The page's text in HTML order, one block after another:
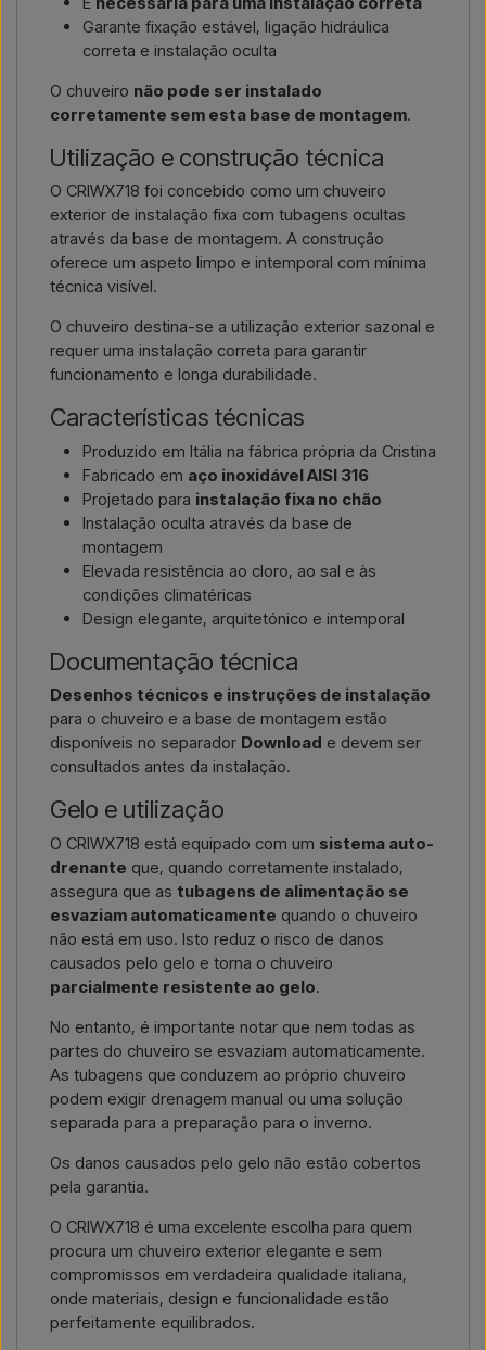
Garante fixação estável, ligação hidráulica
correta e instalação oculta
O chuveiro não pode ser instalado
corretamente sem esta base de montagem.
Utilização e construção técnica
O CRIWX718 foi concebido como um chuveiro
exterior de instalação fixa com tubagens ocultas
através da base de montagem. A construção
oferece um aspeto limpo e intemporal com mínima
técnica visível.
O chuveiro destina-se a utilização exterior sazonal e
requer uma instalação correta para garantir
funcionamento e longa durabilidade.
Características técnicas
Produzido em Itália na fábrica própria da Cristina
Fabricado em aço inoxidável AISI 316
Projetado para instalação fixa no chão
Instalação oculta através da base de
montagem
Elevada resistência ao cloro, ao sal e às
condições climatéricas
Design elegante, arquitetónico e intemporal
Documentação técnica
Desenhos técnicos e instruções de instalação
para o chuveiro e a base de montagem estão
disponíveis no separador Download e devem ser
consultados antes da instalação.
Gelo e utilização
O CRIWX718 está equipado com um sistema auto-
drenante que, quando corretamente instalado,
assegura que as tubagens de alimentação se
esvaziam automaticamente quando o chuveiro
não está em uso. Isto reduz o risco de danos
causados pelo gelo e torna o chuveiro
parcialmente resistente ao gelo.
No entanto, é importante notar que nem todas as
partes do chuveiro se esvaziam automaticamente.
As tubagens que conduzem ao próprio chuveiro
podem exigir drenagem manual ou uma solução
separada para a preparação para o inverno.
Os danos causados pelo gelo não estão cobertos
pela garantia.
O CRIWX718 é uma excelente escolha para quem
procura um chuveiro exterior elegante e sem
compromissos em verdadeira qualidade italiana,
onde materiais, design e funcionalidade estão
perfeitamente equilibrados.